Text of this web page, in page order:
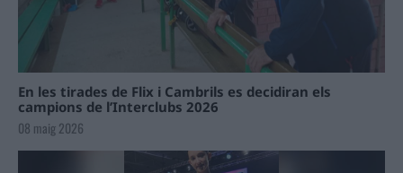
En les tirades de Flix i Cambrils es decidiran els
campions de l’Interclubs 2026
08 maig 2026